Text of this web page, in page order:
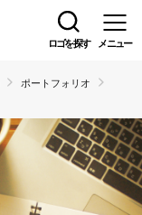
ロゴを探す メニュー
ポートフォリオ